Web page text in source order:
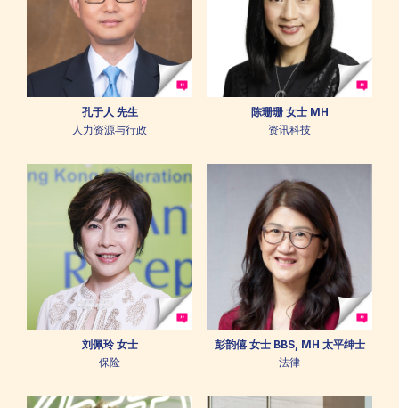
孔于人 先生
人力资源与行政
陈珊珊 女士 MH
资讯科技
刘佩玲 女士
保险
彭韵僖 女士 BBS, MH 太平绅士
法律